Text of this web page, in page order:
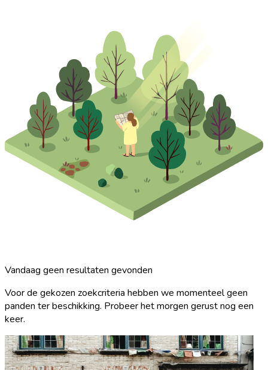
Vandaag geen resultaten gevonden
Voor de gekozen zoekcriteria hebben we momenteel geen
panden ter beschikking. Probeer het morgen gerust nog een
keer.